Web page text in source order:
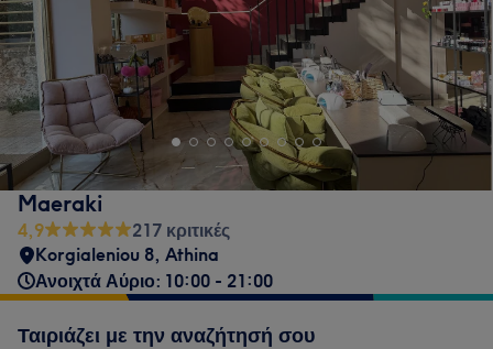
Maeraki
4,9
217 κριτικές
Korgialeniou 8, Athina
Ανοιχτά Αύριο: 10:00 - 21:00
Ταιριάζει με την αναζήτησή σου